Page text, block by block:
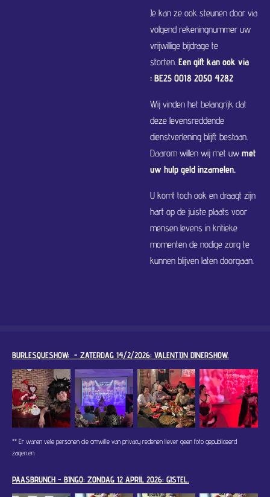
Je kan ze ook steunen door via
volgend rekeningnummer uw
vrijwillige bijdrage te
storten. Een gift kan ook via
: BE25 0018 2050 4282
Wij vinden het belangrijk dat
deze levensreddende
dienstverlening blijft bestaan.
Daarom willen wij met uw met
uw hulp geld inzamelen.
U komt toch ook en draagt zijn
hart op de juiste plaats voor
mensen levens in kritieke
momenten de nodige zorg te
kunnen blijven laten doorgaan.
BURLESQUESHOW: - ZATERDAG 14/2/2026: VALENTIJN DINERSHOW.
** Er waren vele personen die omwille van privacy redenen liever geen foto gepubliceerd
zagen.en.
PAASBRUNCH - BINGO: ZONDAG 12 APRIL 2026: GISTEL.